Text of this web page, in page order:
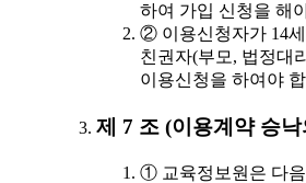
하여 가입 신청을 해
② 이용신청자가 14
친권자(부모, 법정대
이용신청을 하여야
제 7 조 (이용계약 승
① 교육정보원은 다